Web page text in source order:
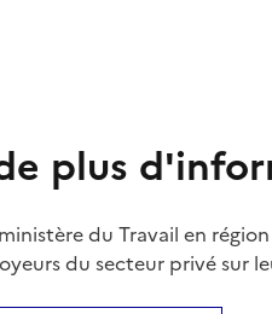
plus
du Travail en
du secteur privé sur